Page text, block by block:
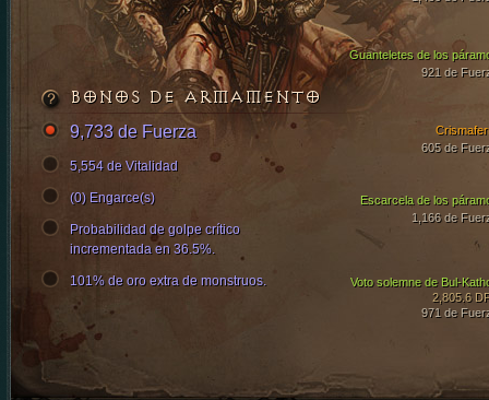
Guanteletes de los
921 de
Escarcela de los
1,166 de
Voto solemne de Bul-
2,805.6
971 de
605 de
BONOS DE ARMAMENTO
9,733 de Fuerza
5,554 de Vitalidad
(0) Engarce(s)
Probabilidad de golpe crítico
incrementada en 36.5%.
101% de oro extra de monstruos.